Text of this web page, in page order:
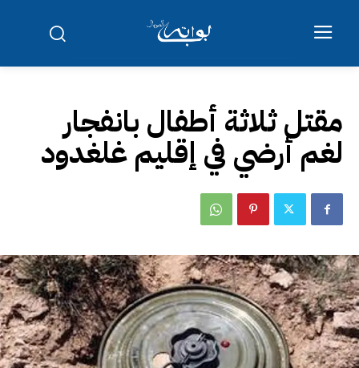
مقتل ثلاثة أطفال بانفجار
لغم أرضي في إقليم غلغدود